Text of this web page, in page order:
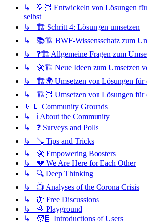
↳ 💡🦉 Entwickeln von Lösungen
selbst
↳ 🏗️ Schritt 4: Lösungen umsetzen
↳ 📚🏗️ BWF-Wissensschatz zum
↳ ❓🏗️ Allgemeine Fragen zum
↳ 🚀🏗️ Neue Ideen zum Umsetzen
↳ 🏗️🌍 Umsetzen von Lösungen für
↳ 🏗️🦉 Umsetzen von Lösungen für
🇬🇧 Community Grounds
↳ ℹ️ About the Community
↳ ❓ Surveys and Polls
↳ 🪠 Tips and Tricks
↳ 🚀 Empowering Boosters
↳ 💔 We Are Here for Each Other
↳ 🔍 Deep Thinking
↳ 📺 Analyses of the Corona Crisis
↳ 🦋 Free Discussions
↳ 🌈 Playground
↳ 🧑🏽 Introductions of Users